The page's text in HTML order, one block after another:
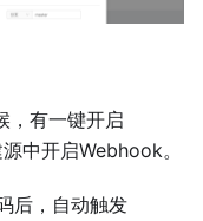
，有一键开启
中开启Webhook。
后，自动触发